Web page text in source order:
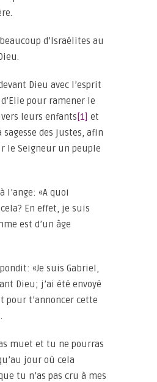
d’Israélites au
Dieu avec l’esprit
pour ramener le
leurs enfants [1] et
des justes, afin
le Seigneur un peuple
l’ange: «A quoi
En effet, je suis
est d’un âge
«Je suis Gabriel,
Dieu; j’ai été envoyé
pour t’annoncer cette
muet et tu ne pourras
jour où cela
tu n’as pas cru à mes